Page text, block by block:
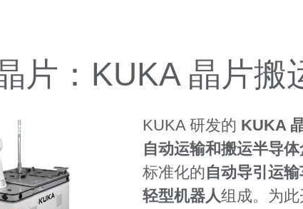
片：KUKA 晶片搬
KUKA 研发的 KUKA
自动运输和搬运半导
标准化的 自动导引运
轻型机器人组成。为